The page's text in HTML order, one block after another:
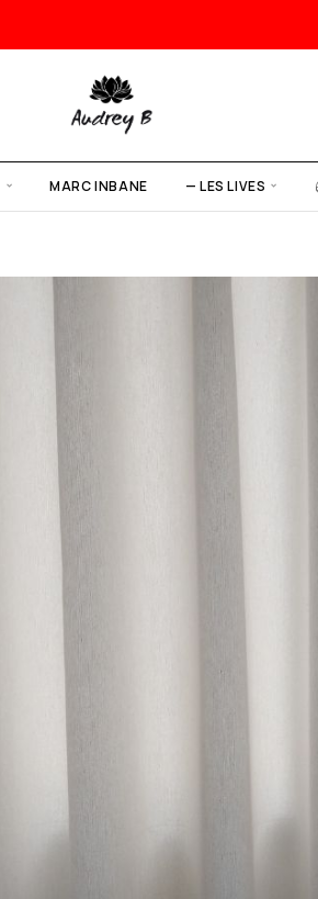
MARC INBANE — LES LIVES